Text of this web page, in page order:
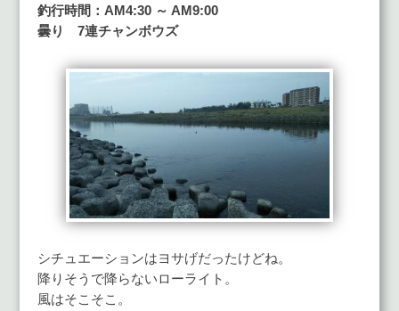
釣行時間：AM4:30 ～ AM9:00
曇り 7連チャンボウズ
シチュエーションはヨサげだったけどね。
降りそうで降らないローライト。
風はそこそこ。